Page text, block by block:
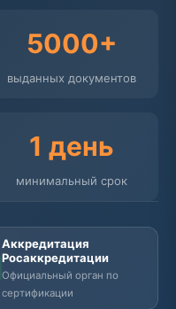
5000+
выданных документов
1 день
минимальный срок
Аккредитация
Росаккредитации
Официальный орган по
сертификации